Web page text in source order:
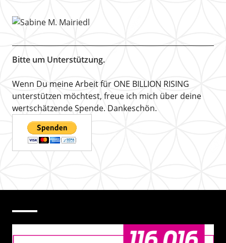
Bitte um Unterstützung.
Wenn Du meine Arbeit für ONE BILLION RISING
unterstützen möchtest, freue ich mich über deine
wertschätzende Spende. Dankeschön.